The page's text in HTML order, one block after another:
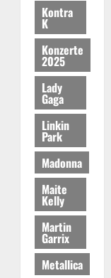
Kontra
K
Konzerte
2025
Lady
Gaga
Linkin
Park
Madonna
Maite
Kelly
Martin
Garrix
Metallica